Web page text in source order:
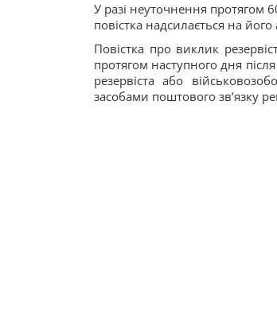
У разі неуточнення протягом
повістка надсилається на
Повістка про виклик
протягом наступного дня
резервіста або
засобами поштового зв’язку